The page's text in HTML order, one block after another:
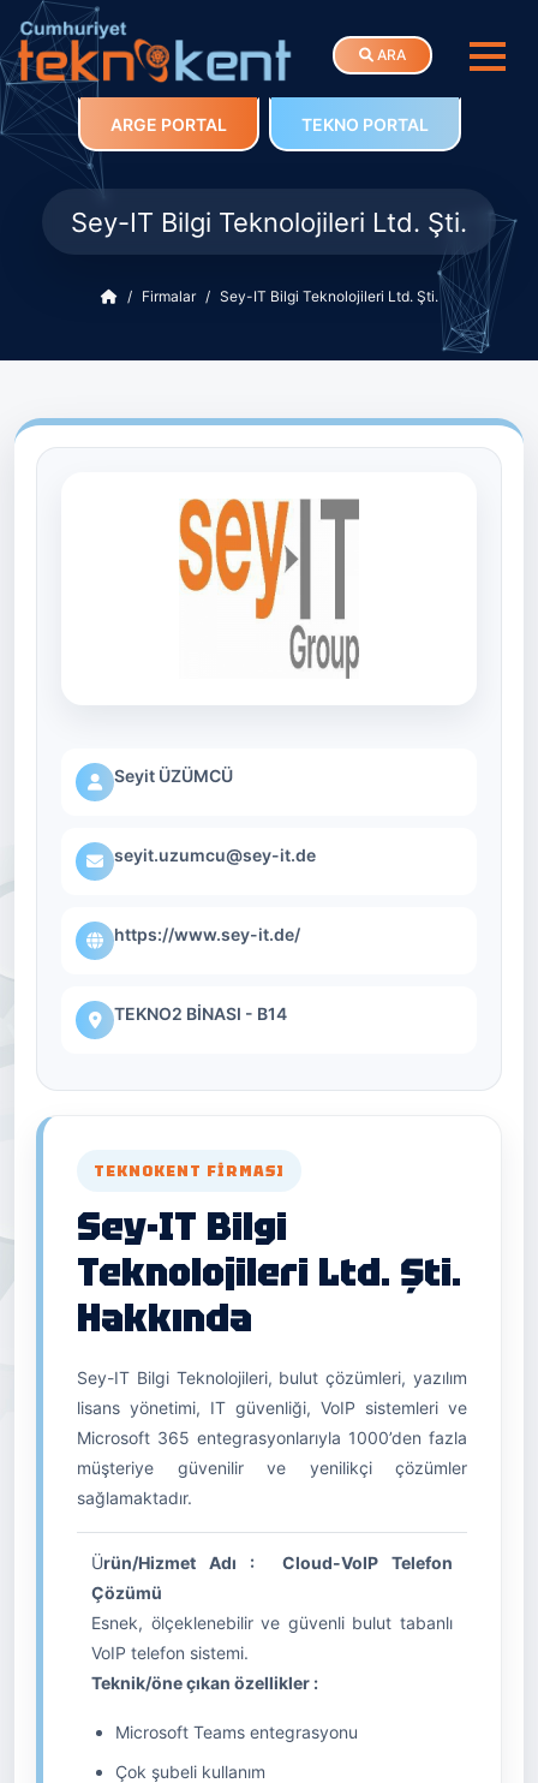
ARA
ARGE PORTAL TEKNO PORTAL
Sey-IT Bilgi Teknolojileri Ltd. Şti.
Firmalar Sey-IT Bilgi Teknolojileri Ltd. Şti.
Seyit ÜZÜMCÜ
seyit.uzumcu@sey-it.de
https://www.sey-it.de/
TEKNO2 BİNASI - B14
TEKNOKENT FIRMASI
Sey-IT Bilgi
Teknolojileri Ltd. Şti.
Hakkında
Sey-IT Bilgi Teknolojileri, bulut çözümleri, yazılım
lisans yönetimi, IT güvenliği, VoIP sistemleri ve
Microsoft 365 entegrasyonlarıyla 1000’den fazla
müşteriye güvenilir ve yenilikçi çözümler
sağlamaktadır.
Ürün/Hizmet Adı : Cloud-VoIP Telefon
Çözümü
Esnek, ölçeklenebilir ve güvenli bulut tabanlı
VoIP telefon sistemi.
Teknik/öne çıkan özellikler :
Microsoft Teams entegrasyonu
Çok şubeli kullanım